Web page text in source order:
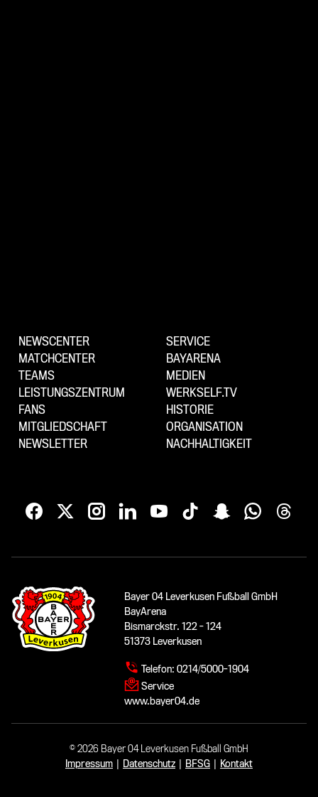
NEWSCENTER
MATCHCENTER
TEAMS
LEISTUNGSZENTRUM
FANS
MITGLIEDSCHAFT
NEWSLETTER
SERVICE
BAYARENA
MEDIEN
WERKSELF.TV
HISTORIE
ORGANISATION
NACHHALTIGKEIT
Bayer 04 Leverkusen Fußball GmbH
BayArena
Bismarckstr. 122 - 124
51373 Leverkusen
Telefon: 0214/5000-1904
Service
www.bayer04.de
© 2026 Bayer 04 Leverkusen Fußball GmbH
Impressum
Datenschutz BFSG Kontakt